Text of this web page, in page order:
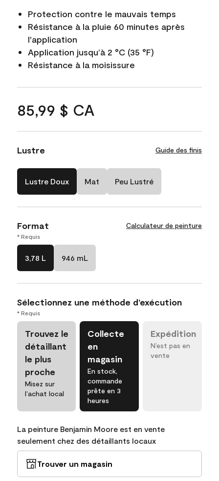
Protection contre le mauvais temps
Résistance à la pluie 60 minutes après
l'application
Application jusqu’à 2 °C (35 °F)
Résistance à la moisissure
85,99 $ CA
Lustre Guide des finis
Lustre Doux Mat Peu Lustré
Format Calculateur de peinture
* Requis
3,78 L 946 mL
Sélectionnez une méthode d’exécution
* Requis
Trouvez le
détaillant
le plus
proche
Misez sur
l’achat local
Collecte
en
magasin
En stock,
commande
prête en 3
heures
Expédition
N’est pas en
vente
La peinture Benjamin Moore est en vente
seulement chez des détaillants locaux
Trouver un magasin